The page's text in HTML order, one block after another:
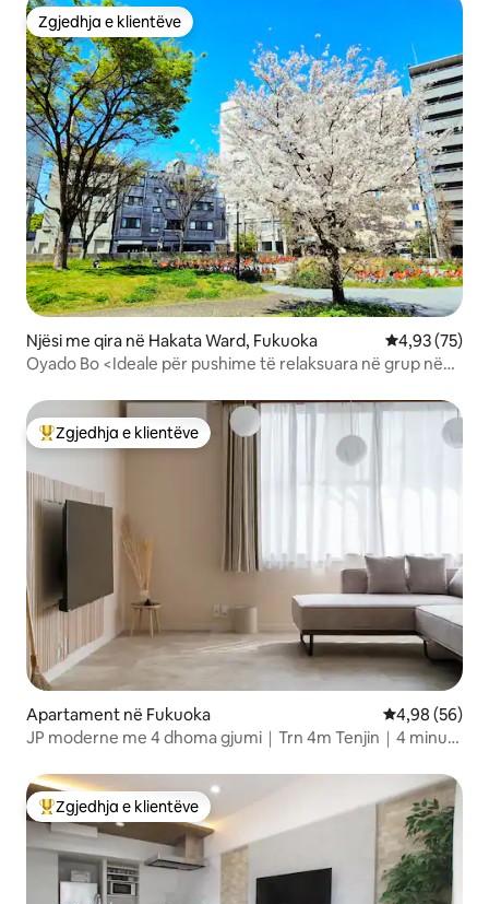
Zgjedhja e klientëve
Zgjedhja e klientëve
Njësi me qira në Hakata Ward, Fukuoka Vlerësimi
4,93 (75)
Oyado Bo <Ideale për pushime të relaksuara në grup në
qëndrim modern japonez, dhomë me tatami në stil të
pastër japonez.
Më të mirat e zgjedhjeve të klientëve
Zgjedhja e klientëve
Apartament në Fukuoka Vlerësimi
4,98 (56)
JP moderne me 4 dhoma gjumi｜Trn 4m Tenjin｜4 minuta
Më të mirat e zgjedhjeve të klientëve
Zgjedhja e klientëve